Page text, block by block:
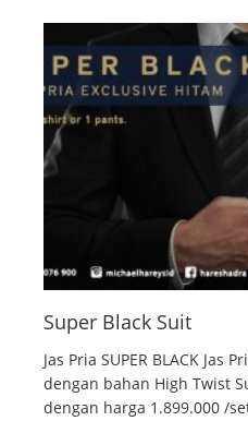
Super Black Suit
Jas Pria SUPER BLACK Jas
dengan bahan High Twist
dengan harga 1.899.000 /